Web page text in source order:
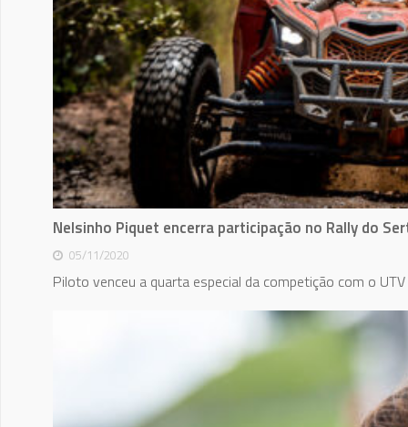
Nelsinho Piquet encerra participação no Rally do
05/11/2020
Piloto venceu a quarta especial da competição com o